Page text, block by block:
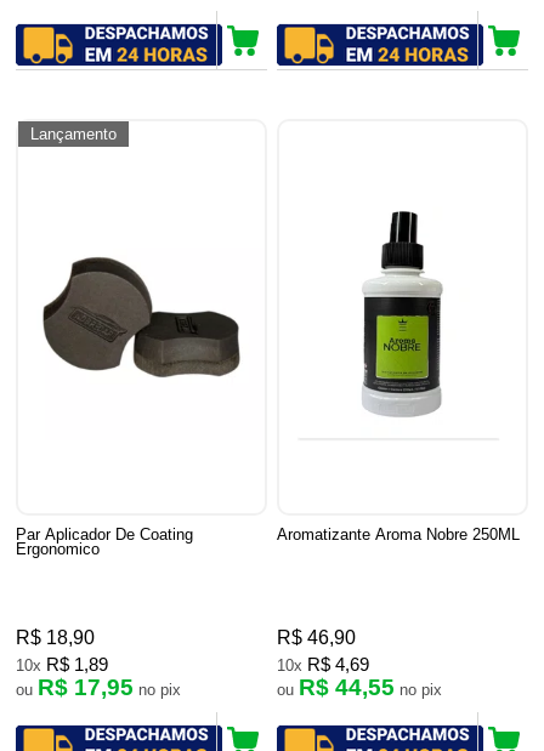
Lançamento
Par Aplicador De Coating
Ergonomico
R$ 18,90
10x R$ 1,89
ou R$ 17,95 no pix
Aromatizante Aroma Nobre 250ML
R$ 46,90
10x R$ 4,69
ou R$ 44,55 no pix